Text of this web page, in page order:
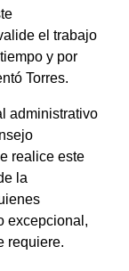
el trabajo
y por
Torres.
administrativo
realice este
la
excepcional,
requiere.